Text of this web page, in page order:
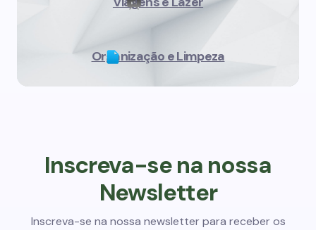
Organização e Limpeza
Inscreva-se na nossa
Newsletter
Inscreva-se na nossa newsletter para receber os